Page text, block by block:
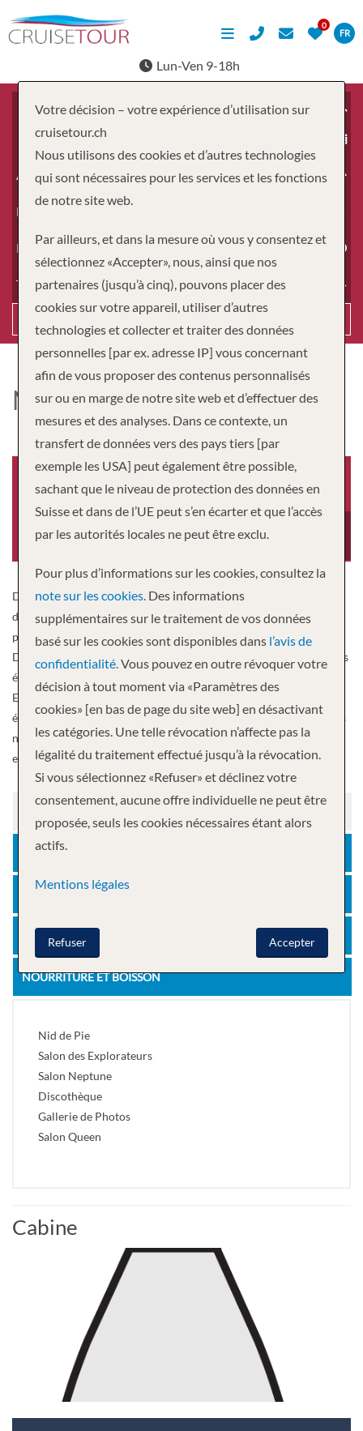
FR
Lun-Ven 9-18h
À partir du
Adultes
Enfants
Durée
Type de voyage
NOORDAM
Année de construction
2006
Equipage
811
Donnant son non au point nord de la boussole, Noordam présente
des œuvres d’art de qualité muséale, des huiles du XIXe siècle aux
photographies contemporaines de grands noms de la musique
Dizzy Gillespie et B.B. King. Les clients à bord peuvent assister à des
émissions de cuisine et à des ateliers pratiques en partenariat avec
EXC Port to Table. Explorez les merveilles du monde à travers les
émissions BBC Earth Experiences. Prenez le yoga ou le Pilates dans
notre centre de remise en forme. Savourez les sons de Music Walk
et les délices de nos restaurants spécialisés.
AUTRES
LA RELAXATION
LOISIR
NOURRITURE ET BOISSON
Nid de Pie
Salon des Explorateurs
Salon Neptune
Discothèque
Gallerie de Photos
Salon Queen
Cabine
Votre décision – votre expérience d’utilisation sur
cruisetour.ch
Nous utilisons des cookies et d’autres technologies
qui sont nécessaires pour les services et les fonctions
de notre site web.
Par ailleurs, et dans la mesure où vous y consentez et
sélectionnez «Accepter», nous, ainsi que nos
partenaires (jusqu’à cinq), pouvons placer des
cookies sur votre appareil, utiliser d’autres
technologies et collecter et traiter des données
personnelles [par ex. adresse IP] vous concernant
afin de vous proposer des contenus personnalisés
sur ou en marge de notre site web et d’effectuer des
mesures et des analyses. Dans ce contexte, un
transfert de données vers des pays tiers [par
exemple les USA] peut également être possible,
sachant que le niveau de protection des données en
Suisse et dans de l’UE peut s’en écarter et que l’accès
par les autorités locales ne peut être exclu.
Pour plus d’informations sur les cookies, consultez la
note sur les cookies. Des informations
supplémentaires sur le traitement de vos données
basé sur les cookies sont disponibles dans l’avis de
confidentialité.Vous pouvez en outre révoquer votre
décision à tout moment via «Paramètres des
cookies» [en bas de page du site web] en désactivant
les catégories. Une telle révocation n’affecte pas la
légalité du traitement effectué jusqu’à la révocation.
Si vous sélectionnez «Refuser» et déclinez votre
consentement, aucune offre individuelle ne peut être
proposée, seuls les cookies nécessaires étant alors
actifs.
Mentions légales
Accepter
Refuser